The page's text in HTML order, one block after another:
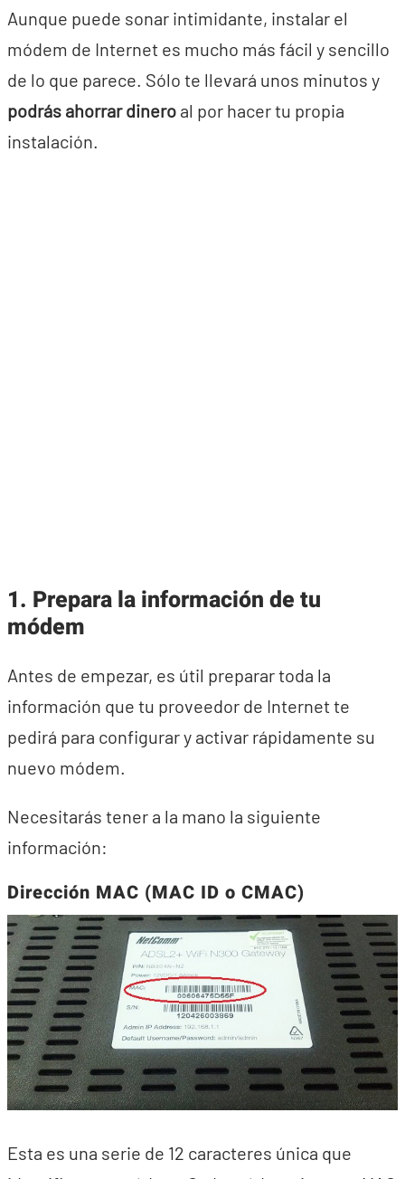
Aunque puede sonar intimidante, instalar el
módem de Internet es mucho más fácil y sencillo
de lo que parece. Sólo te llevará unos minutos y
podrás ahorrar dinero al por hacer tu propia
instalación.
1. Prepara la información de tu
módem
Antes de empezar, es útil preparar toda la
información que tu proveedor de Internet te
pedirá para configurar y activar rápidamente su
nuevo módem.
Necesitarás tener a la mano la siguiente
información:
Dirección MAC (MAC ID o CMAC)
Esta es una serie de 12 caracteres única que